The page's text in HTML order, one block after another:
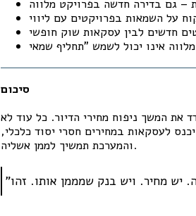
סיכום
את המשך ניפוח מחירי הדיור. כל עוד לא
לעסקאות במחירים חסרי יסוד כלכלי,
והמערכת תמשיך לממן אשליה.